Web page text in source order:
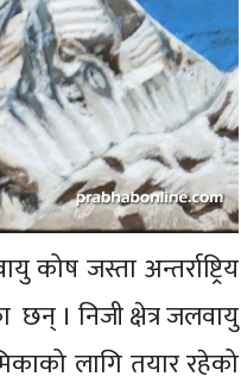
जस्ता अन्तर्राष्ट्रिय
छन् । निजी क्षेत्र जलवायु
लागि तयार रहेको